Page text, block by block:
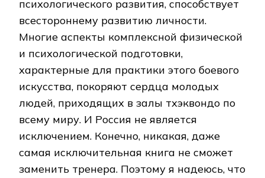
психологического развития, способствует
всестороннему развитию личности.
Многие аспекты комплексной физической
и психологической подготовки,
характерные для практики этого боевого
искусства, покоряют сердца молодых
людей, приходящих в залы тхэквондо по
всему миру. И Россия не является
исключением. Конечно, никакая, даже
самая исключительная книга не сможет
заменить тренера. Поэтому я надеюсь, что